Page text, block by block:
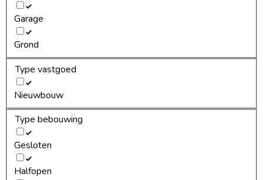
Garage
Grond
Type vastgoed
Nieuwbouw
Type bebouwing
Gesloten
Halfopen